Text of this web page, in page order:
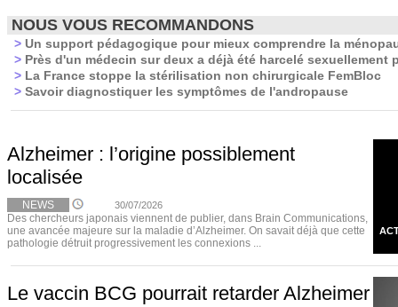
NOUS VOUS RECOMMANDONS
> Un support pédagogique pour mieux comprendre la
> Près d'un médecin sur deux a déjà été harcelé sexuellement
> La France stoppe la stérilisation non chirurgicale FemBloc
> Savoir diagnostiquer les symptômes de l'andropause
Alzheimer : l’origine possiblement
localisée
NEWS 30/07/2026
Des chercheurs japonais viennent de publier, dans Brain Communications,
une avancée majeure sur la maladie d’Alzheimer. On savait déjà que cette
pathologie détruit progressivement les connexions ...
Le vaccin BCG pourrait retarder Alzheimer